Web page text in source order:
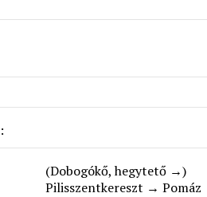
(Dobogókő, hegytető →)
Pilisszentkereszt → Pomáz